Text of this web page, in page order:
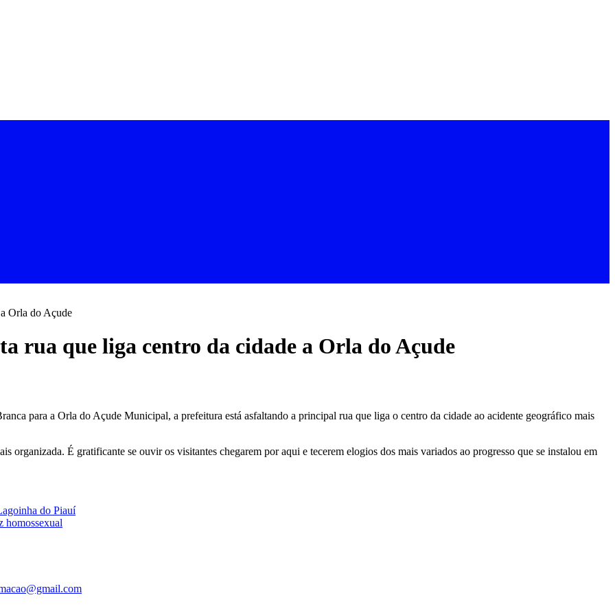
Orla do Açude
rua que liga centro da cidade a Orla do Açude
para a Orla do Açude Municipal, a prefeitura está asfaltando a principal rua que liga o centro da cidade ao acidente geográfico mais
organizada. É gratificante se ouvir os visitantes chegarem por aqui e tecerem elogios dos mais variados ao progresso que se instalou em
do Piauí
homossexual